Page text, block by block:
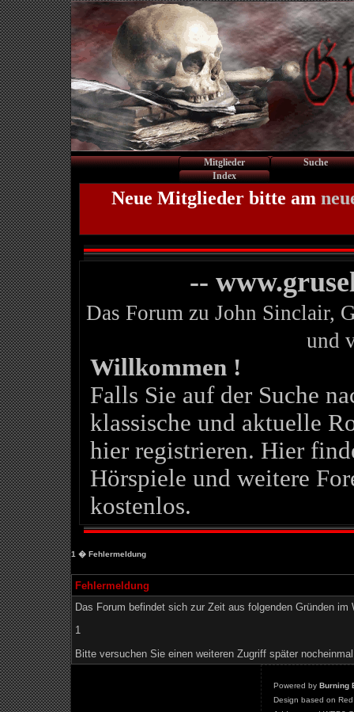
Mitglieder
Suche
Index
Neue Mitglieder bitte am
--
Das Forum zu John Sinclair,
und
Willkommen !
Falls Sie auf der Suche
klassische und aktuelle
hier registrieren. Hier
Hörspiele und weitere
kostenlos.
1 � Fehlermeldung
Fehlermeldung
Das Forum befindet sich zur Zeit aus folgenden Gründen im
1
Bitte versuchen Sie einen weiteren Zugriff später
Powered by Burning
Design based on